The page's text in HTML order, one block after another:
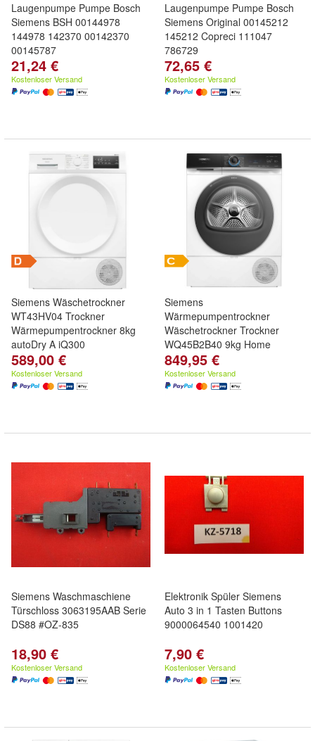
Laugenpumpe Pumpe Bosch
Siemens BSH 00144978
144978 142370 00142370
00145787
21,24 €
Kostenloser Versand
Laugenpumpe Pumpe Bosch
Siemens Original 00145212
145212 Copreci 111047
786729
72,65 €
Kostenloser Versand
Siemens Wäschetrockner
WT43HV04 Trockner
Wärmepumpentrockner 8kg
autoDry A iQ300
589,00 €
Kostenloser Versand
Siemens
Wärmepumpentrockner
Wäschetrockner Trockner
WQ45B2B40 9kg Home
Connect C
849,95 €
Kostenloser Versand
Siemens Waschmaschiene
Türschloss 3063195AAB Serie
DS88 #OZ-835
18,90 €
Kostenloser Versand
Elektronik Spüler Siemens
Auto 3 in 1 Tasten Buttons
9000064540 1001420
7,90 €
Kostenloser Versand